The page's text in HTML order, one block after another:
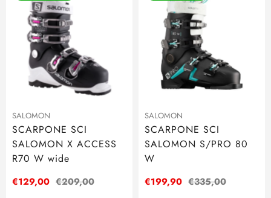
SALOMON
SCARPONE SCI
SALOMON X ACCESS
R70 W wide
Prezzo
€129,00 Prezzo
€209,00
SALOMON
SCARPONE SCI
SALOMON S/PRO 80
W
Prezzo
€199,90 Prezzo
€335,00